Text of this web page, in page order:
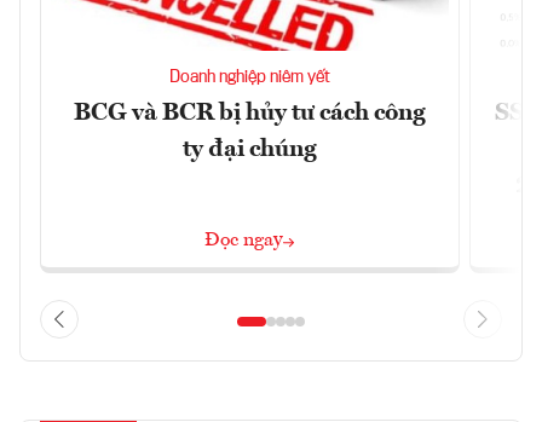
Doanh nghiệp niêm yết
BCG và BCR bị hủy tư cách công
ty đại chúng
Đọc ngay
SSI